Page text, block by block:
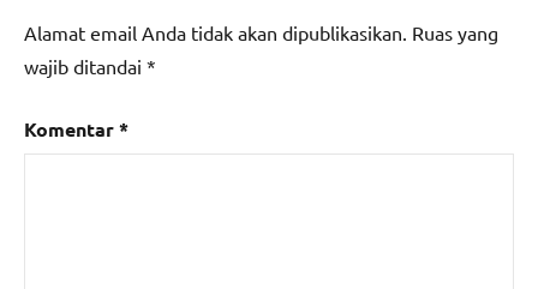
Alamat email Anda tidak akan dipublikasikan. Ruas yang
wajib ditandai *
Komentar*